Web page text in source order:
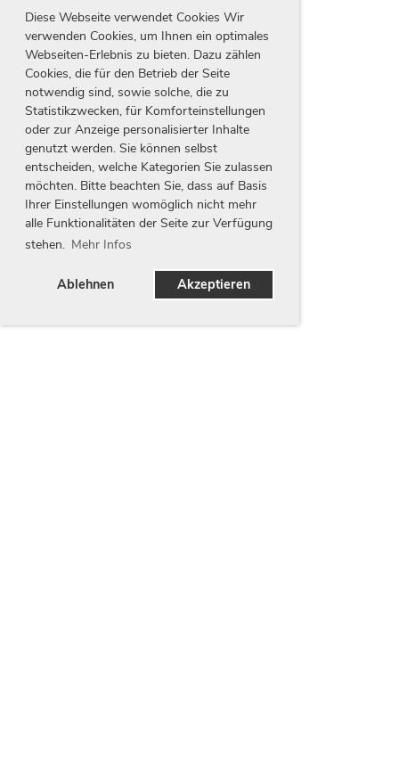
Diese Webseite verwendet Cookies Wir
verwenden Cookies, um Ihnen ein optimales
Webseiten-Erlebnis zu bieten. Dazu zählen
Cookies, die für den Betrieb der Seite
notwendig sind, sowie solche, die zu
Statistikzwecken, für Komforteinstellungen
oder zur Anzeige personalisierter Inhalte
genutzt werden. Sie können selbst
entscheiden, welche Kategorien Sie zulassen
möchten. Bitte beachten Sie, dass auf Basis
Ihrer Einstellungen womöglich nicht mehr
alle Funktionalitäten der Seite zur Verfügung
stehen. Mehr Infos
Ablehnen Akzeptieren